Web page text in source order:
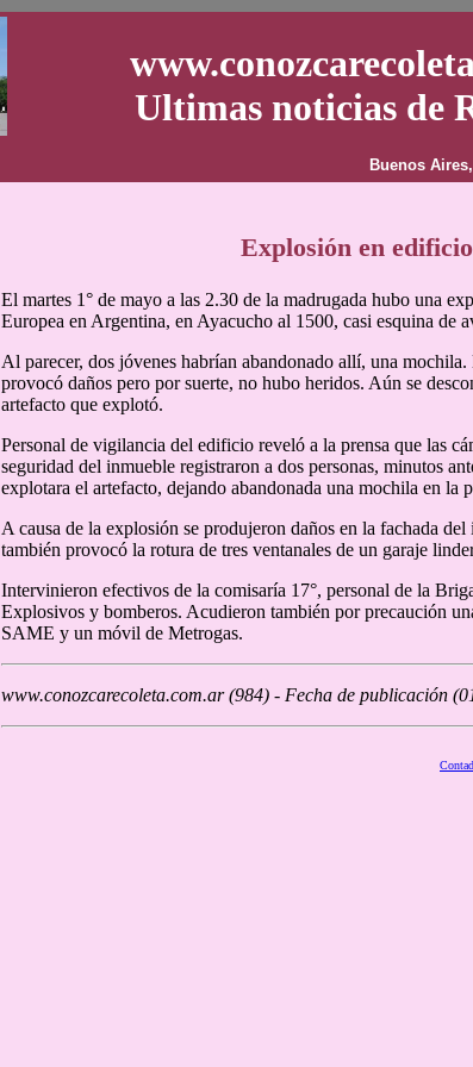
Ultimas noticias de
Buenos
Explosión en
El martes 1° de mayo a las 2.30 de la madrugada hubo una
Europea en Argentina, en Ayacucho al 1500, casi esquina de
Al parecer, dos jóvenes habrían abandonado allí, una
provocó daños pero por suerte, no hubo heridos. Aún se
artefacto que explotó.
Personal de vigilancia del edificio reveló a la prensa que las
seguridad del inmueble registraron a dos personas, minutos
explotara el artefacto, dejando abandonada una mochila en la
A causa de la explosión se produjeron daños en la fachada
también provocó la rotura de tres ventanales de un garaje
Intervinieron efectivos de la comisaría 17°, personal de la
Explosivos y bomberos. Acudieron también por precaución
SAME y un móvil de Metrogas.
www.conozcarecoleta.com.ar (984) - Fecha de publicación